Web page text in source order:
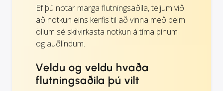
Ef þú notar marga flutningsaðila, teljum við
að notkun eins kerfis til að vinna með þeim
öllum sé skilvirkasta notkun á tíma þínum
og auðlindum.
Veldu og veldu hvaða
flutningsaðila þú vilt